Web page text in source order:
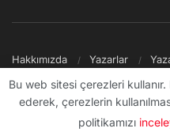
Hakkımızda Yazarlar
© 2009 - ∞ Sanal Şantiye
Bu web sitesi çerezleri
ederek, çerezlerin
politikamızı